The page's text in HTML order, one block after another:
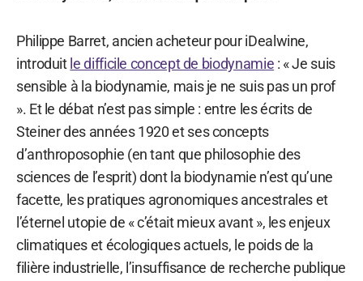
Philippe Barret, ancien acheteur pour iDealwine,
introduit le difficile concept de biodynamie : « Je suis
sensible à la biodynamie, mais je ne suis pas un prof
». Et le débat n’est pas simple : entre les écrits de
Steiner des années 1920 et ses concepts
d’anthroposophie (en tant que philosophie des
sciences de l’esprit) dont la biodynamie n’est qu’une
facette, les pratiques agronomiques ancestrales et
l’éternel utopie de « c’était mieux avant », les enjeux
climatiques et écologiques actuels, le poids de la
filière industrielle, l’insuffisance de recherche publique